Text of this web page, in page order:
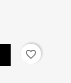
favorite_border